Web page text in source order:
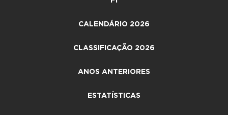
CALENDÁRIO 2026
CLASSIFICAÇÃO 2026
ANOS ANTERIORES
ESTATÍSTICAS